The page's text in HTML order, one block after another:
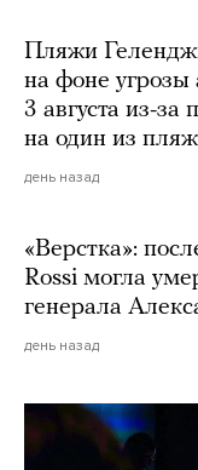
Пляжи
на фоне угрозы
3 августа из-за
на один из
день назад
«Верстка»:
Rossi могла
генерала
день назад